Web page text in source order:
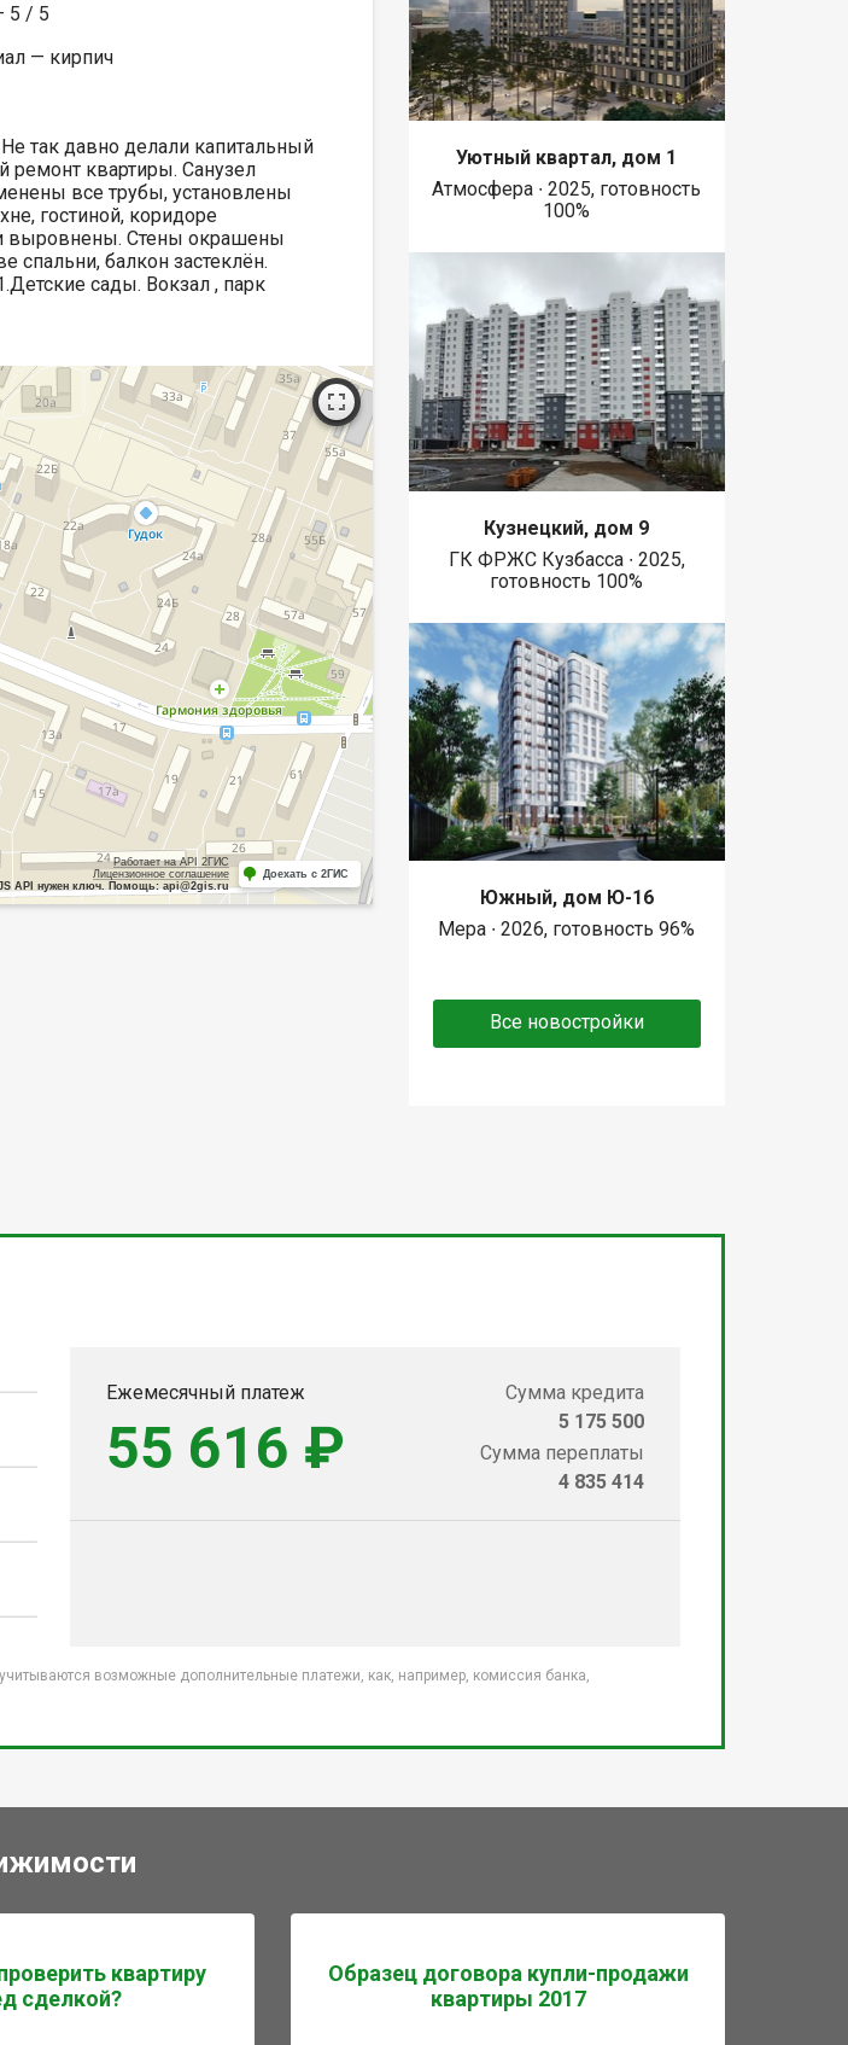
5 / 5
— кирпич
так давно делали капитальный
ремонт квартиры. Санузел
все трубы, установлены
гостиной, коридоре
выровнены. Стены окрашены
спальни, балкон застеклён.
сады. Вокзал , парк
Работает на API 2ГИС
Лицензионное соглашение
API нужен ключ. Помощь: api@2gis.ru
Доехать с 2ГИС
Уютный квартал, дом 1
Атмосфера ∙ 2025, готовность
100%
Кузнецкий, дом 9
ГК ФРЖС Кузбасса ∙ 2025,
готовность 100%
Южный, дом Ю-16
Мера ∙ 2026, готовность 96%
Все новостройки
Ежемесячный платеж
55 616 ₽
Сумма кредита
5 175 500
Сумма переплаты
4 835 414
возможные дополнительные платежи, как, например, комиссия банка,
квартиру
сделкой?
Образец договора купли-продажи
квартиры 2017